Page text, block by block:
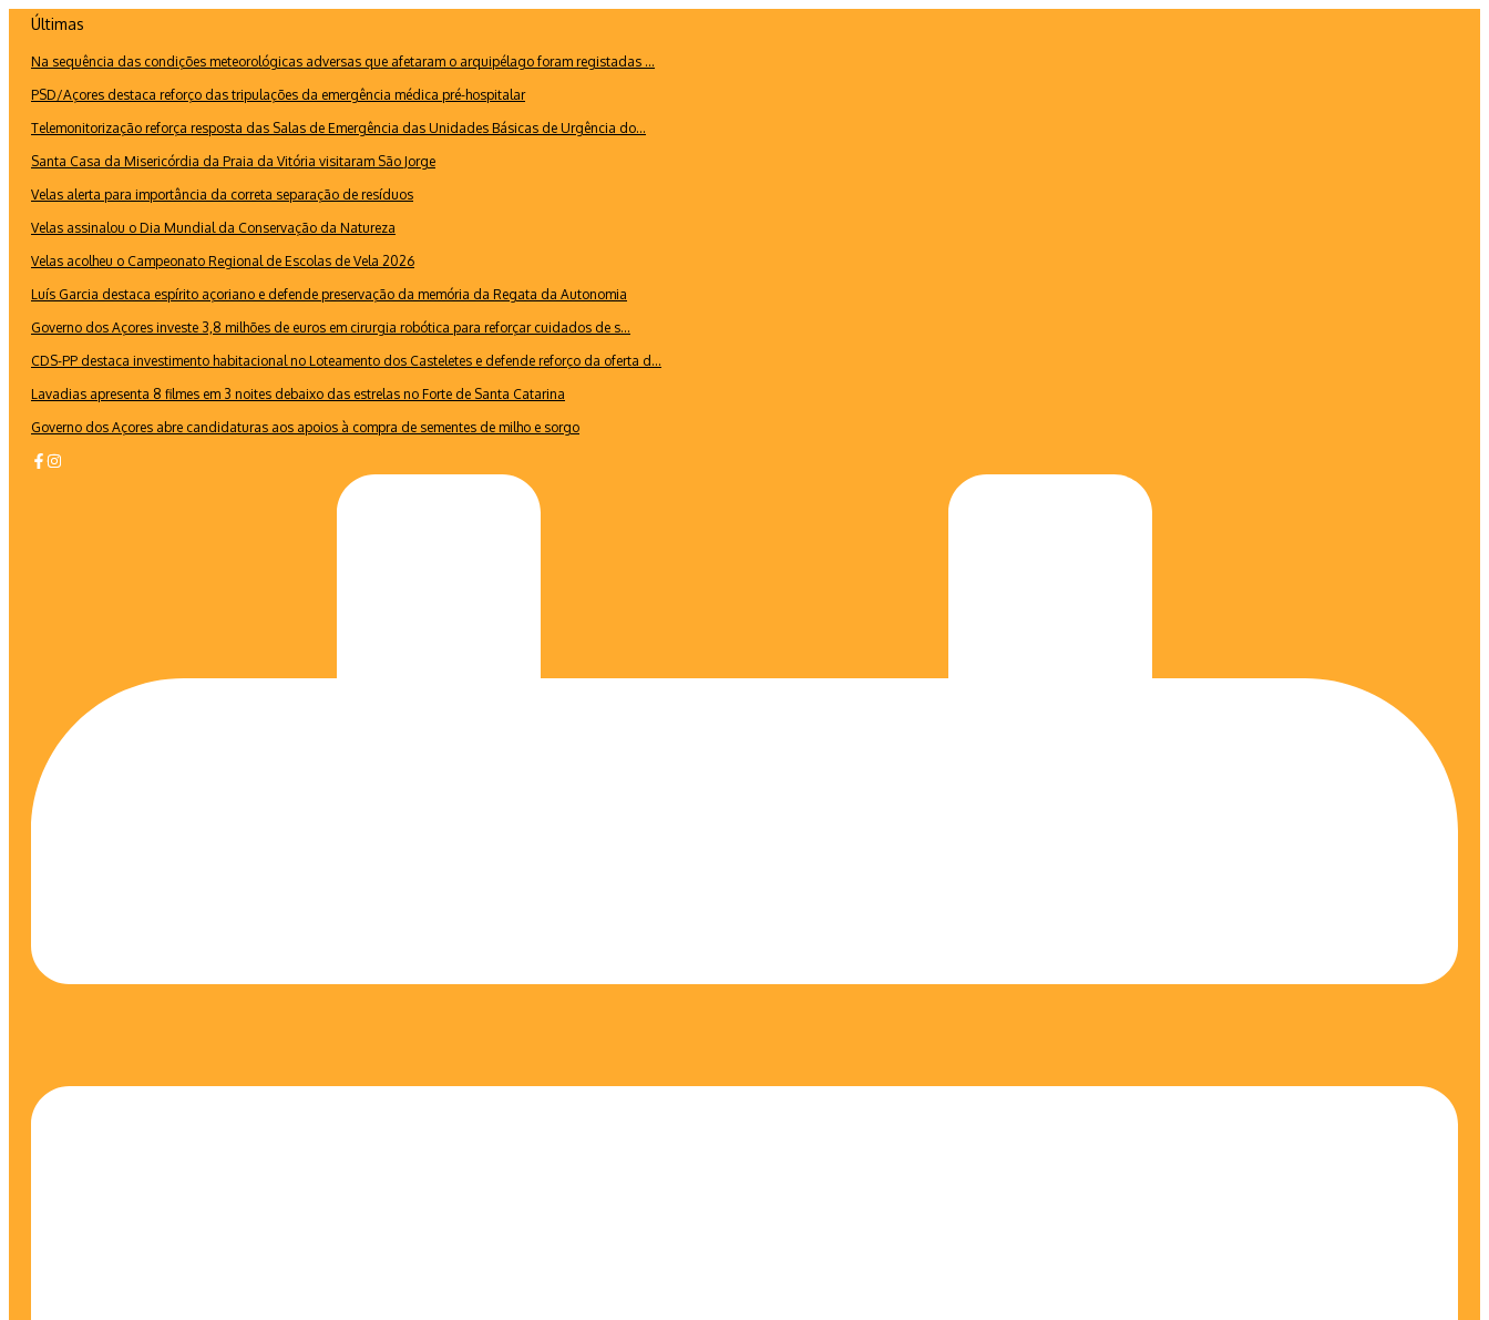
conteúdo
Últimas
Na sequência das condições meteorológicas adversas que afetaram o arquipélago foram registadas ...
PSD/Açores destaca reforço das tripulações da emergência médica pré-hospitalar
Telemonitorização reforça resposta das Salas de Emergência das Unidades Básicas de Urgência do...
Santa Casa da Misericórdia da Praia da Vitória visitaram São Jorge
Velas alerta para importância da correta separação de resíduos
Velas assinalou o Dia Mundial da Conservação da Natureza
Velas acolheu o Campeonato Regional de Escolas de Vela 2026
Luís Garcia destaca espírito açoriano e defende preservação da memória da Regata da Autonomia
Governo dos Açores investe 3,8 milhões de euros em cirurgia robótica para reforçar cuidados de s...
CDS-PP destaca investimento habitacional no Loteamento dos Casteletes e defende reforço da oferta d...
Lavadias apresenta 8 filmes em 3 noites debaixo das estrelas no Forte de Santa Catarina
Governo dos Açores abre candidaturas aos apoios à compra de sementes de milho e sorgo